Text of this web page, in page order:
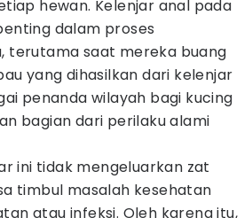
hewan. Kelenjar anal pada
dalam proses
terutama saat mereka buang
yang dihasilkan dari kelenjar
penanda wilayah bagi kucing
bagian dari perilaku alami
ini tidak mengeluarkan zat
timbul masalah kesehatan
atau infeksi. Oleh karena itu,